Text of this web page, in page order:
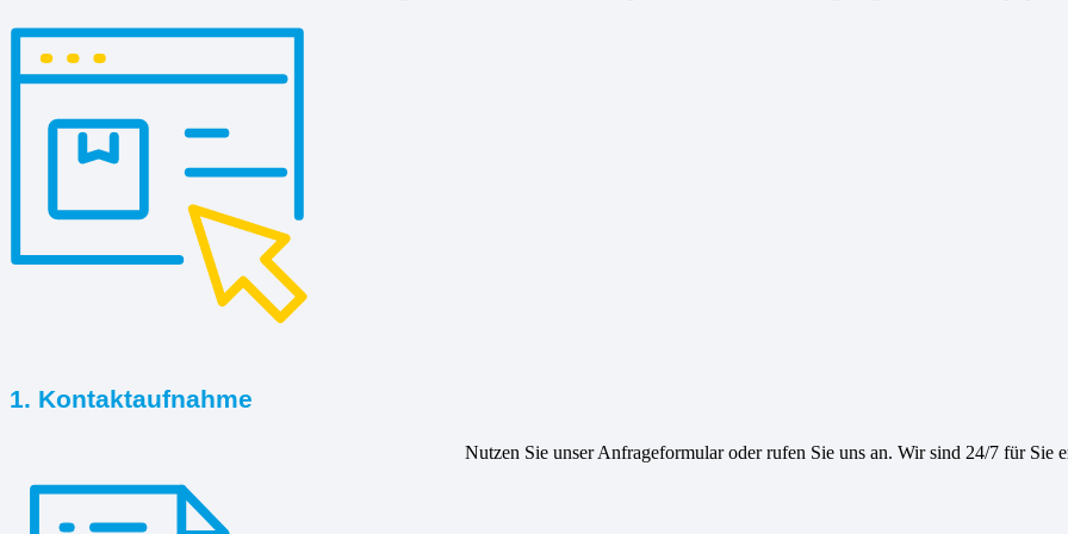
1. Kontaktaufnahme
Nutzen Sie unser Anfrageformular oder rufen Sie uns an. Wir sind 24/7 für Sie